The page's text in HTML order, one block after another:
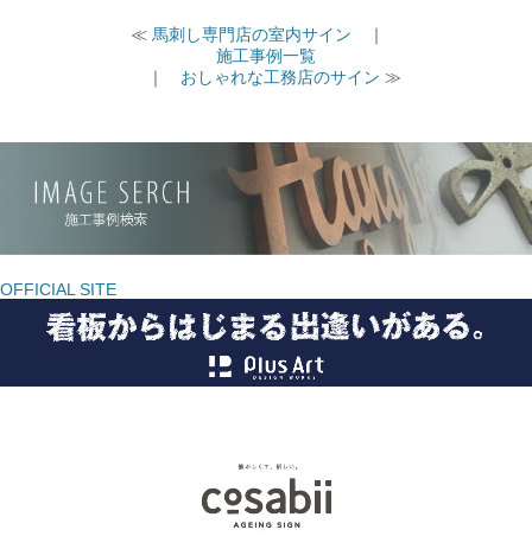
≪ 馬刺し専門店の室内サイン ｜
施工事例一覧
｜ おしゃれな工務店のサイン ≫
OFFICIAL SITE